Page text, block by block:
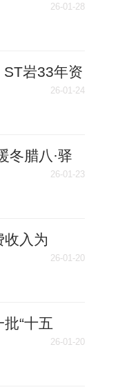
26-01-28
ST岩33年资
市红线26-01-24
冬腊八·驿
26-01-23
收入为
26-01-20
“十五
26-01-20